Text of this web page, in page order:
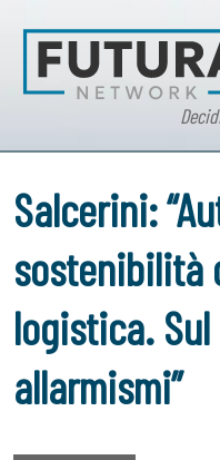
Salcerini:
sostenibilità
logistica.
allarmismi”